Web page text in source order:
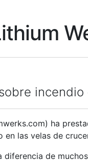
ha
las velas de
de